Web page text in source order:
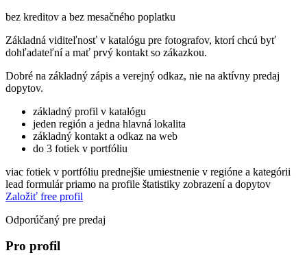
bez kreditov a bez mesačného poplatku
Základná viditeľnosť v katalógu pre fotografov, ktorí chcú byť
dohľadateľní a mať prvý kontakt so zákazkou.
Dobré na základný zápis a verejný odkaz, nie na aktívny predaj
dopytov.
základný profil v katalógu
jeden región a jedna hlavná lokalita
základný kontakt a odkaz na web
do 3 fotiek v portfóliu
viac fotiek v portfóliu prednejšie umiestnenie v regióne a kategórii
lead formulár priamo na profile štatistiky zobrazení a dopytov
Založiť free profil
Odporúčaný pre predaj
Pro profil